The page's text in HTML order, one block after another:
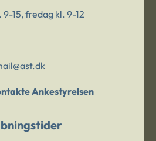
15, fredag kl. 9-12
Ankestyrelsen